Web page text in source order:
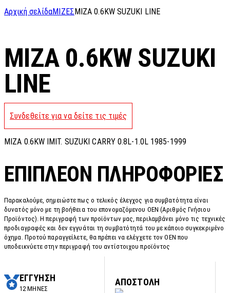
Αρχική σελίδαΜΙΖΕΣ MIZA 0.6KW SUZUKI LINE
MIZA 0.6KW SUZUKI
LINE
Συνδεθείτε για να δείτε τις τιμές
MIZA 0.6KW IMIT. SUZUKI CARRY 0.8L-1.0L 1985-1999
ΕΠΙΠΛΈΟΝ ΠΛΗΡΟΦΟΡΊΕΣ
Παρακαλούμε, σημειώστε πως ο τελικός έλεγχος για συμβατότητα είναι
δυνατός μόνο με τη βοήθεια του επονομαζόμενου OEN (Αριθμός Γνήσιου
Προϊόντος). Η περιγραφή των προϊόντων μας, περιλαμβάνει μόνο τις τεχνικές
προδιαγραφές και δεν εγγυάται τη συμβατότητά του με κάποιο συγκεκριμένο
όχημα. Προτού παραγγείλετε, θα πρέπει να ελέγχετε τον OEN που
υποδεικνύετε στην περιγραφή του αντίστοιχου προϊόντος
ΕΓΓΥΗΣΗ
12 ΜΗΝΕΣ
ΑΠΟΣΤΟΛΗ